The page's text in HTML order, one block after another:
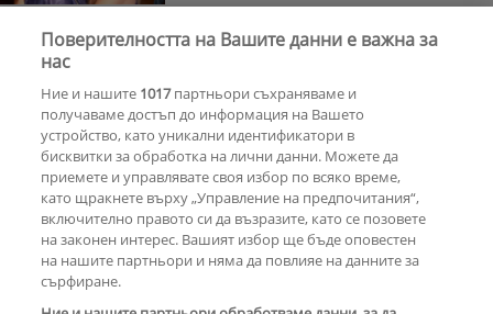
РЕКЛАМА
КОМЕНТАРИ
Поверителността на Вашите данни е важна за
нас
Ние и нашите 1017партньори съхраняваме и
получаваме достъп до информация на Вашето
устройство, като уникални идентификатори в
бисквитки за обработка на лични данни. Можете да
приемете и управлявате своя избор по всяко време,
като щракнете върху „Управление на предпочитания“,
включително правото си да възразите, като се позовете
на законен интерес. Вашият избор ще бъде оповестен
на нашите партньори и няма да повлияе на данните за
сърфиране.